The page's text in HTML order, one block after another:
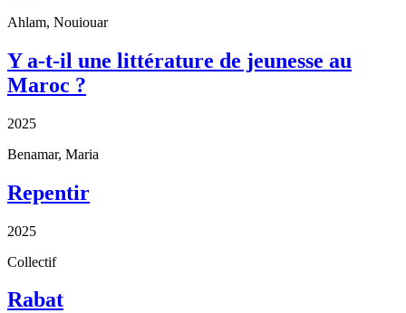
Ahlam, Nouiouar
Y a-t-il une littérature de jeunesse au
Maroc ?
2025
Benamar, Maria
Repentir
2025
Collectif
Rabat